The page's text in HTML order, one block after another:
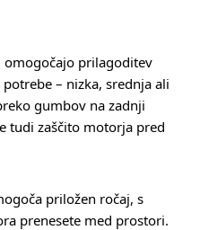
omogočajo prilagoditev
– nizka, srednja ali
gumbov na zadnji
tudi zaščito motorja pred
priložen ročaj, s
prenesete med prostori.